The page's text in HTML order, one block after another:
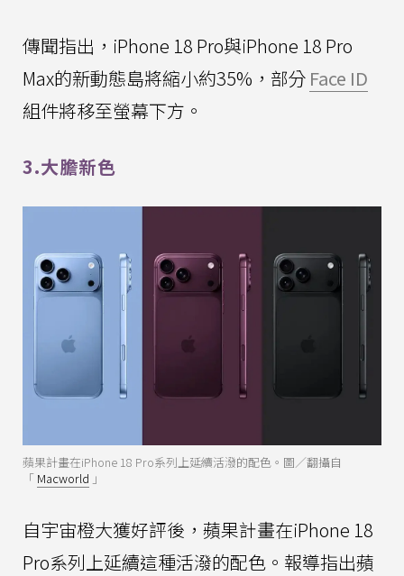
傳聞指出，iPhone 18 Pro與iPhone 18 Pro
Max的新動態島將縮小約35%，部分 Face ID
組件將移至螢幕下方。
3.大膽新色
蘋果計畫在iPhone 18 Pro系列上延續活潑的配色。圖／翻攝自
「 Macworld 」
自宇宙橙大獲好評後，蘋果計畫在iPhone 18
Pro系列上延續這種活潑的配色。報導指出蘋